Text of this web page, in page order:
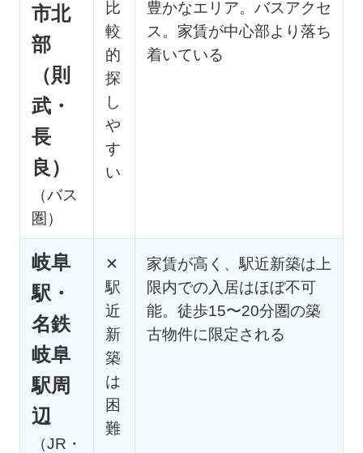
市北
部
（則
武・
長
良）
（バス
圏）
比
較
的
探
し
や
す
い
豊かなエリア。バスアクセ
ス。家賃が中心部より落ち
着いている
岐阜
駅・
名鉄
岐阜
駅周
辺
（JR・
✕
駅
近
新
築
は
困
難
家賃が高く、駅近新築は上
限内での入居はほぼ不可
能。徒歩15〜20分圏の築
古物件に限定される